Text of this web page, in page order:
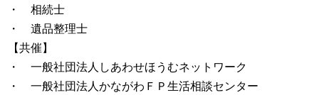
・ 相続士
・ 遺品整理士
【共催】
・ 一般社団法人しあわせほうむネットワーク
・ 一般社団法人かながわＦＰ生活相談センター